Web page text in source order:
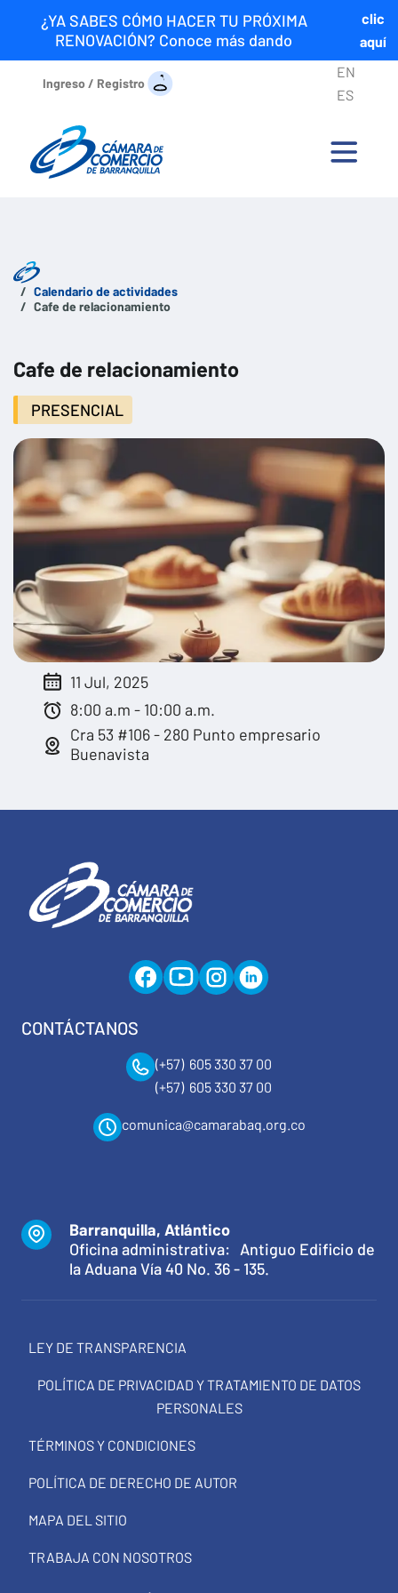
¿YA SABES CÓMO HACER TU PRÓXIMA
RENOVACIÓN? Conoce más dando
clic
aquí
Ingreso / Registro
EN
ES
Calendario de actividades
Cafe de relacionamiento
Cafe de relacionamiento
PRESENCIAL
11 Jul, 2025
8:00 a.m - 10:00 a.m.
Cra 53 #106 - 280 Punto empresario
Buenavista
CONTÁCTANOS
(+57) 605 330 37 00
(+57) 605 330 37 00
comunica@camarabaq.org.co
Barranquilla, Atlántico
Oficina administrativa: Antiguo Edificio de
la Aduana Vía 40 No. 36 - 135.
LEY DE TRANSPARENCIA
POLÍTICA DE PRIVACIDAD Y TRATAMIENTO DE DATOS
PERSONALES
TÉRMINOS Y CONDICIONES
POLÍTICA DE DERECHO DE AUTOR
MAPA DEL SITIO
TRABAJA CON NOSOTROS